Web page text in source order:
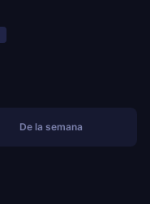
De la semana